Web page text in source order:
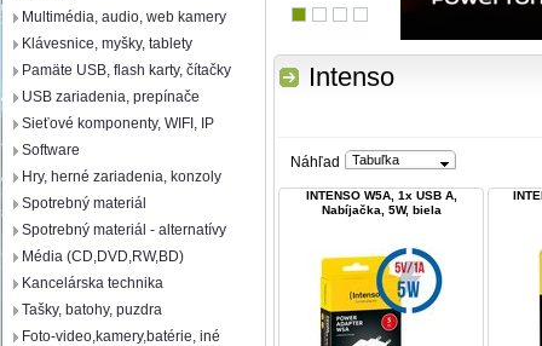
Multimédia, audio, web kamery
Klávesnice, myšky, tablety
Pamäte USB, flash karty, čítačky
USB zariadenia, prepínače
Sieťové komponenty, WIFI, IP
Software
Hry, herné zariadenia, konzoly
Spotrebný materiál
Spotrebný materiál - alternatívy
Média (CD,DVD,RW,BD)
Kancelárska technika
Tašky, batohy, puzdra
Foto-video,kamery,batérie, iné
Intenso
Náhľad Tabuľka
INTENSO W5A, 1x USB A,
Nabíjačka, 5W, biela